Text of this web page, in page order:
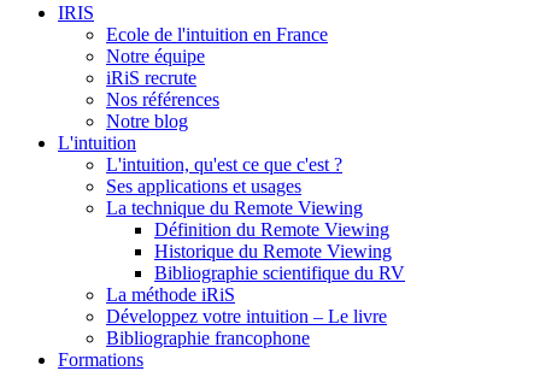
IRIS
Ecole de l'intuition en France
Notre équipe
iRiS recrute
Nos références
Notre blog
L'intuition
L'intuition, qu'est ce que c'est ?
Ses applications et usages
La technique du Remote Viewing
Définition du Remote Viewing
Historique du Remote Viewing
Bibliographie scientifique du RV
La méthode iRiS
Développez votre intuition – Le livre
Bibliographie francophone
Formations